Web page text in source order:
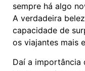
sempre há algo
A verdadeira
capacidade de
os viajantes mais
Daí a importância